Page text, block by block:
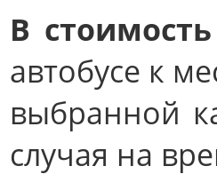
В
автобусе к
выбранной
случая на